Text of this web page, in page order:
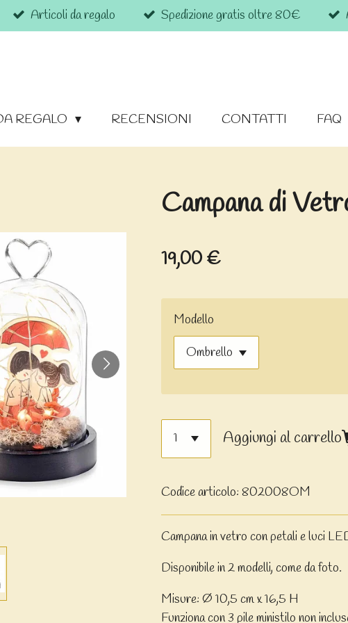
Articoli da regalo Spedizione gratis oltre 80€
REGALO RECENSIONI CONTATTI FAQ
Campana di
19,00 €
Modello
Aggiungi al carrello
Codice articolo: 802008OM
Campana in vetro con petali e luci
Disponibile in 2 modelli, come da foto.
Misure: Ø 10,5 cm x 16,5 H
Funziona con 3 pile ministilo non